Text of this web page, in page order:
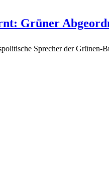
Grüner
Sprecher der Grünen-